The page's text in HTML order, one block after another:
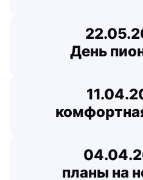
День
планы на